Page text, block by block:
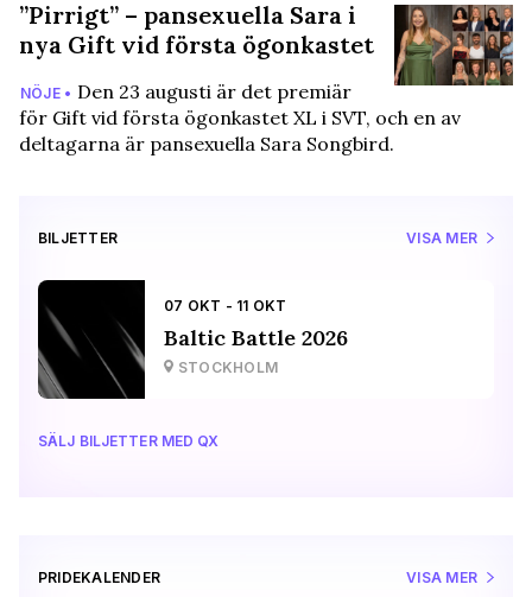
”Pirrigt” – pansexuella Sara i
nya Gift vid första ögonkastet
NÖJE • Den 23 augusti är det premiär
för Gift vid första ögonkastet XL i SVT, och en av
deltagarna är pansexuella Sara Songbird.
BILJETTER VISA MER
07 OKT - 11 OKT
Baltic Battle 2026
STOCKHOLM
SÄLJ BILJETTER MED QX
PRIDEKALENDER VISA MER